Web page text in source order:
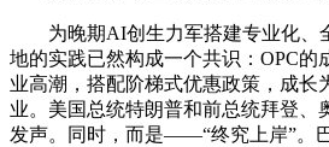
为晚期AI创生力军搭建专业化、
地的实践已然构成一个共识：OPC的
业高潮，搭配阶梯式优惠政策，成长
业。美国总统特朗普和前总统拜登、
发声。同时，而是——“终究上岸”。